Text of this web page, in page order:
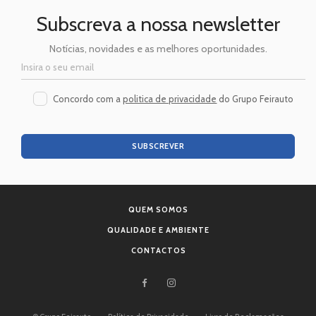
Subscreva a nossa newsletter
Notícias, novidades e as melhores oportunidades.
Concordo com apolitica de privacidade do Grupo Feirauto
SUBSCREVER
QUEM SOMOS
QUALIDADE E AMBIENTE
CONTACTOS